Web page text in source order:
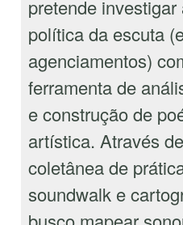
pretende
política da escuta
agenciamentos)
ferramenta de
e construção de
artística. Através
coletânea de
soundwalk e